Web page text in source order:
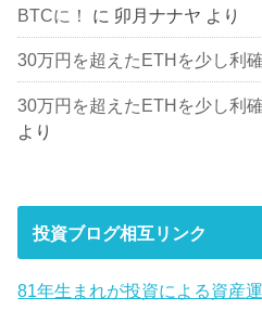
BTCに！
に 卯月ナナヤ より
30万円を超えたETHを少し利
30万円を超えたETHを少し利
より
投資ブログ相互リンク
81年生まれが投資による資産